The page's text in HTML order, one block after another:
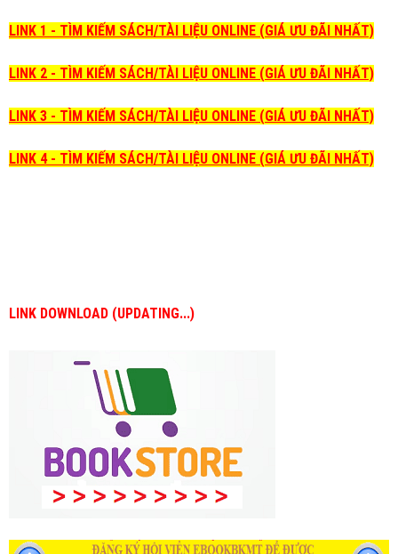
LINK 1 - TÌM KIẾM SÁCH/TÀI LIỆU ONLINE (GIÁ ƯU ĐÃI NHẤT)
LINK 2 - TÌM KIẾM SÁCH/TÀI LIỆU ONLINE (GIÁ ƯU ĐÃI NHẤT)
LINK 3 - TÌM KIẾM SÁCH/TÀI LIỆU ONLINE (GIÁ ƯU ĐÃI NHẤT)
LINK 4 - TÌM KIẾM SÁCH/TÀI LIỆU ONLINE (GIÁ ƯU ĐÃI NHẤT)
LINK DOWNLOAD (UPDATING...)